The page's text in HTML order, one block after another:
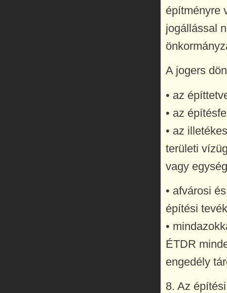
építményre
jogállással
A jogers
• az
• az
• az
területi
vagy
• afvárosi
építési
•
ÉTDR
engedély
8. Az